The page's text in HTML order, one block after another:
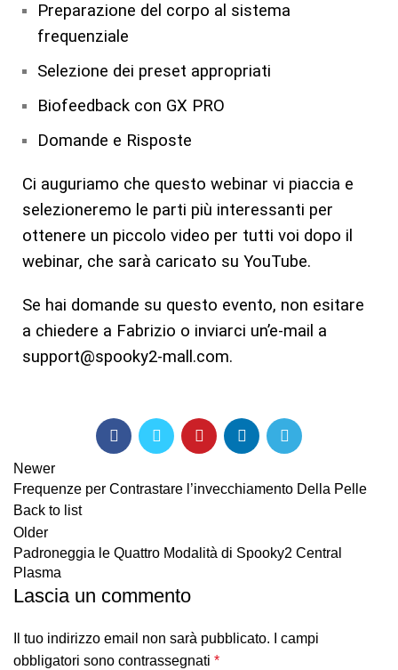
Preparazione del corpo al sistema
frequenziale
Selezione dei preset appropriati
Biofeedback con GX PRO
Domande e Risposte
Ci auguriamo che questo webinar vi piaccia e
selezioneremo le parti più interessanti per
ottenere un piccolo video per tutti voi dopo il
webinar, che sarà caricato su YouTube.
Se hai domande su questo evento, non esitare
a chiedere a Fabrizio o inviarci un’e-mail a
support@spooky2-mall.com.
Newer
Frequenze per Contrastare l’invecchiamento Della Pelle
Back to list
Older
Padroneggia le Quattro Modalità di Spooky2 Central
Plasma
Lascia un commento
Il tuo indirizzo email non sarà pubblicato.
I campi
obbligatori sono contrassegnati *